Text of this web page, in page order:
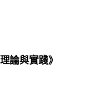
論與實踐》